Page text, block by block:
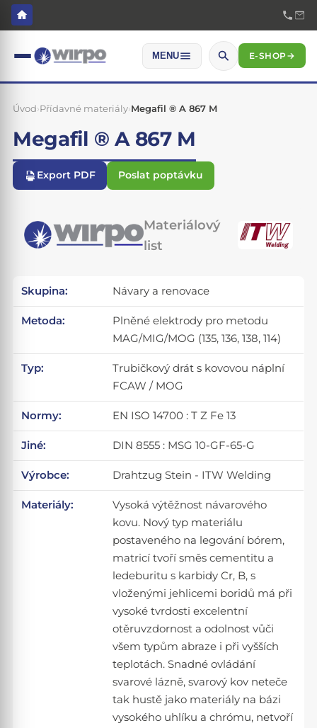
MENU E-SHOP→
Úvod›Přídavné materiály›Megafil ® A 867 M
Megafil ® A 867 M
Export PDF Poslat poptávku
Materiálový
list
Skupina: Návary a renovace
Metoda:
Plněné elektrody pro metodu
MAG/MIG/MOG (135, 136, 138, 114)
Typ:
Trubičkový drát s kovovou náplní
FCAW / MOG
Normy: EN ISO 14700 : T Z Fe 13
Jiné: DIN 8555 : MSG 10-GF-65-G
Výrobce: Drahtzug Stein - ITW Welding
Materiály:
Vysoká výtěžnost návarového
kovu. Nový typ materiálu
postaveného na legování bórem,
matricí tvoří směs cementitu a
ledeburitu s karbidy Cr, B, s
vloženými jehlicemi boridů má při
vysoké tvrdosti excelentní
otěruvzdornost a odolnost vůči
všem typům abraze i při vyšších
teplotách. Snadné ovládání
svarové lázně, svarový kov neteče
tak hustě jako materiály na bázi
vysokého uhlíku a chrómu, netvoří